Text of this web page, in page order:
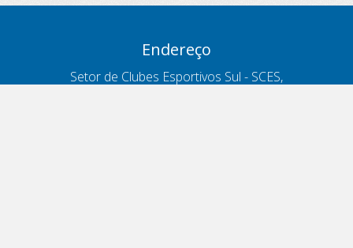
Endereço
Setor de Clubes Esportivos Sul - SCES,